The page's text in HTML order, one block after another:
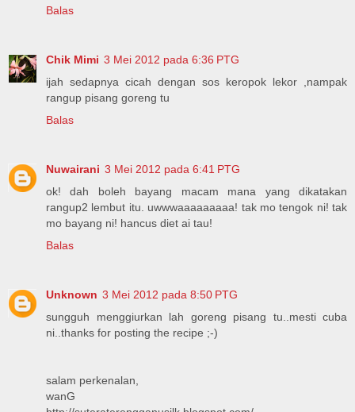
Balas
Chik Mimi 3 Mei 2012 pada 6:36 PTG
ijah sedapnya cicah dengan sos keropok lekor ,nampak
rangup pisang goreng tu
Balas
Nuwairani 3 Mei 2012 pada 6:41 PTG
ok! dah boleh bayang macam mana yang dikatakan
rangup2 lembut itu. uwwwaaaaaaaaa! tak mo tengok ni! tak
mo bayang ni! hancus diet ai tau!
Balas
Unknown 3 Mei 2012 pada 8:50 PTG
sungguh menggiurkan lah goreng pisang tu..mesti cuba
ni..thanks for posting the recipe ;-)
salam perkenalan,
wanG